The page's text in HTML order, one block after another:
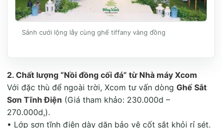
Sảnh cưới lộng lẫy cùng ghế tiffany vàng đồng
2. Chất lượng “Nồi đồng cối đá” từ Nhà máy Xcom
Với đặc thù để ngoài trời, Xcom tư vấn dòng Ghế Sắt
Sơn Tĩnh Điện (Giá tham khảo: 230.000d –
270.000d,).
• Lớp sơn tĩnh điện dày dặn bảo vệ cốt sắt khỏi rỉ sét.